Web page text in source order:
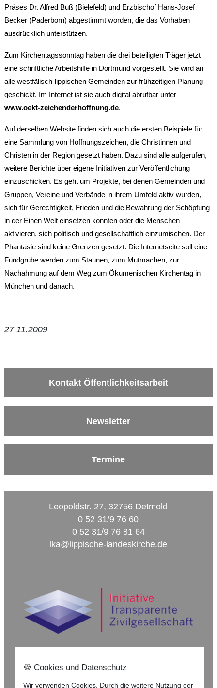
Präses Dr. Alfred Buß (Bielefeld) und Erzbischof Hans-Josef
Becker (Paderborn) abgestimmt worden, die das Vorhaben
ausdrücklich unterstützen.
Zum Kirchentagssonntag haben die drei beteiligten Träger jetzt
eine schriftliche Arbeitshilfe in Dortmund vorgestellt. Sie wird an
alle westfälisch-lippischen Gemeinden zur frühzeitigen Planung
geschickt. Im Internet ist sie auch digital abrufbar unter
www.oekt-zeichenderhoffnung.de.
Auf derselben Website finden sich auch die ersten Beispiele für
eine Sammlung von Hoffnungszeichen, die Christinnen und
Christen in der Region gesetzt haben. Dazu sind alle aufgerufen,
weitere Berichte über eigene Initiativen zur Veröffentlichung
einzuschicken. Es geht um Projekte, bei denen Gemeinden und
Gruppen, Vereine und Verbände in ihrem Umfeld aktiv wurden,
sich für Gerechtigkeit, Frieden und die Bewahrung der Schöpfung
in der Einen Welt einsetzen konnten oder die Menschen
aktivieren, sich politisch und gesellschaftlich einzumischen. Der
Phantasie sind keine Grenzen gesetzt. Die Internetseite soll eine
Fundgrube werden zum Staunen, zum Mutmachen, zur
Nachahmung auf dem Weg zum Ökumenischen Kirchentag in
München und danach.
27.11.2009
Kontakt Öffentlichkeitsarbeit
Newsletter
Termine
Leopoldstr. 27, 32756 Detmold
0 52 31/9 76 60
0 52 31/9 76 81 64
lka@lippische-landeskirche.de
Nach oben ⇪
🍪 Cookies und Datenschutz
Wir verwenden Cookies. Durch die weitere Nutzung der